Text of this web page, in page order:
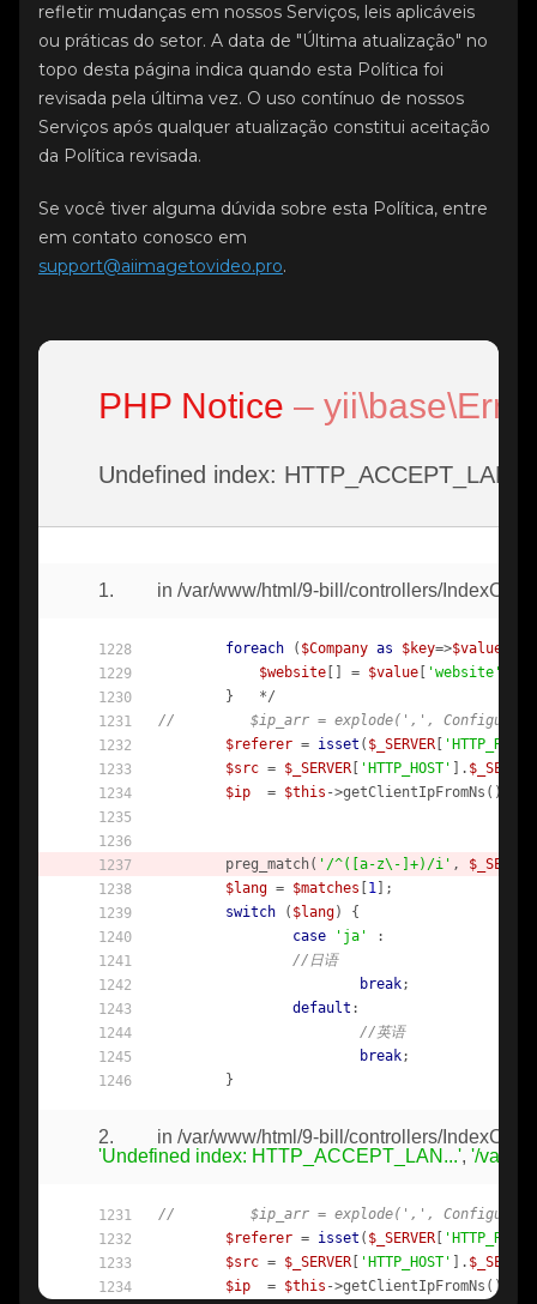
refletir mudanças em nossos Serviços, leis aplicáveis
ou práticas do setor. A data de "Última atualização" no
topo desta página indica quando esta Política foi
revisada pela última vez. O uso contínuo de nossos
Serviços após qualquer atualização constitui aceitação
da Política revisada.
Se você tiver alguma dúvida sobre esta Política, entre
em contato conosco em
support@aiimagetovideo.pro.